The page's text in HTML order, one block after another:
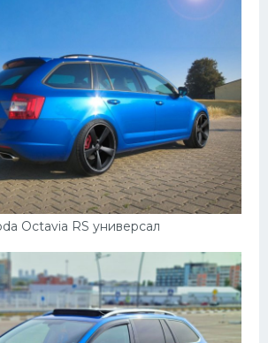
Octavia RS универсал